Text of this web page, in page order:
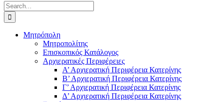
Search
for:
Μητρόπολη
Μητροπολίτης
Επισκοπικός Κατάλογος
Αρχιερατικές Περιφέρειες
Α’ Αρχιερατική Περιφέρεια Κατερίνης
Β’ Αρχιερατική Περιφέρεια Κατερίνης
Γ’ Αρχιερατική Περιφέρεια Κατερίνης
Δ’ Αρχιερατική Περιφέρεια Κατερίνης